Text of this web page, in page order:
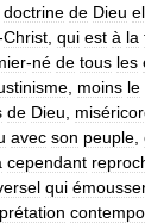
doctrine de Dieu
Christ qui est à la
-né de tous les
moins le
de Dieu
avec son peuple
cependant
qui